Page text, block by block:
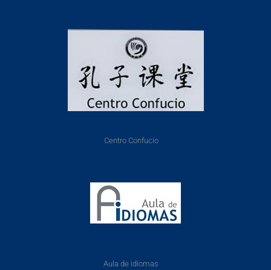
Centro Confucio
Aula de idiomas